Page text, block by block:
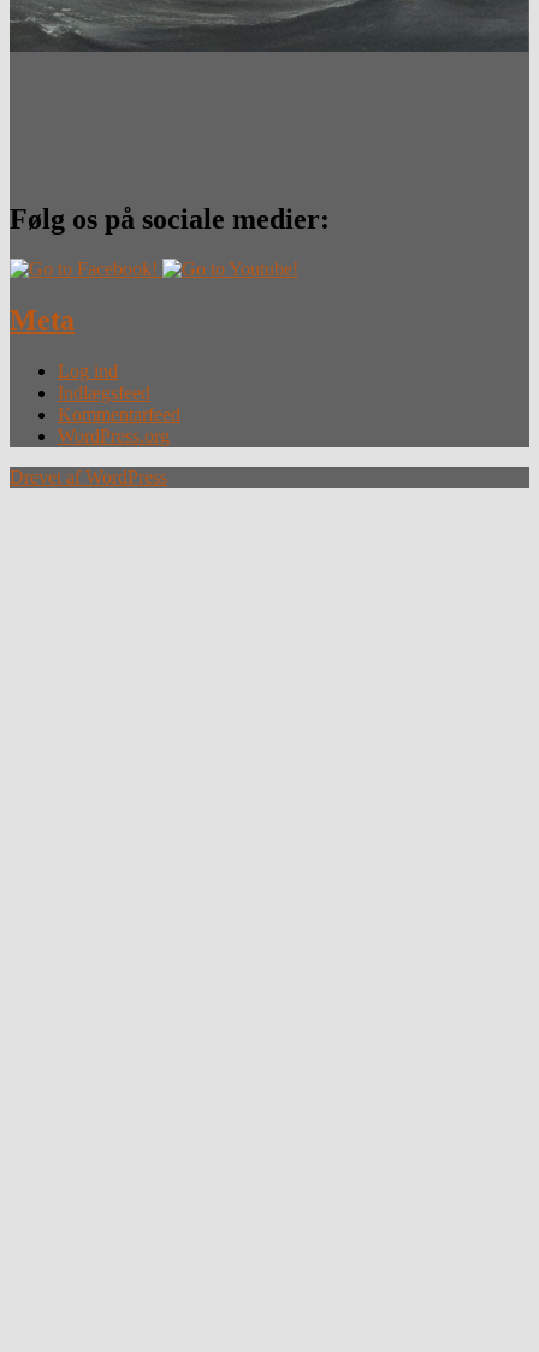
Følg os på sociale medier:
Meta
Log ind
Indlægsfeed
Kommentarfeed
WordPress.org
Drevet af WordPress